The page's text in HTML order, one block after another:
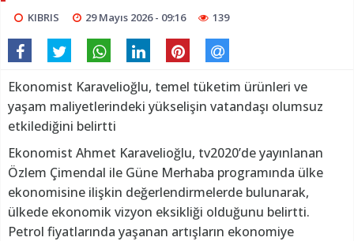
KIBRIS 29 Mayıs 2026 - 09:16 139
Ekonomist Karavelioğlu, temel tüketim ürünleri ve
yaşam maliyetlerindeki yükselişin vatandaşı olumsuz
etkilediğini belirtti
Ekonomist Ahmet Karavelioğlu, tv2020’de yayınlanan
Özlem Çimendal ile Güne Merhaba programında ülke
ekonomisine ilişkin değerlendirmelerde bulunarak,
ülkede ekonomik vizyon eksikliği olduğunu belirtti.
Petrol fiyatlarında yaşanan artışların ekonomiye